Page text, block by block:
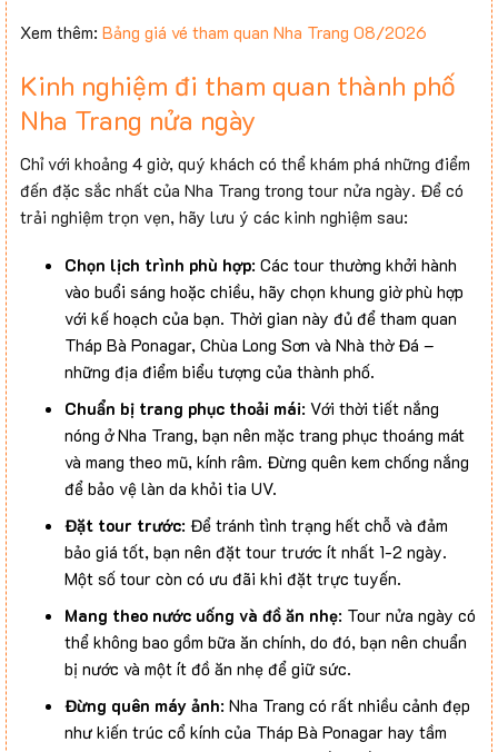
Xem thêm: Bảng giá vé tham quan Nha Trang 08/2026
Kinh nghiệm đi tham quan thành phố
Nha Trang nửa ngày
Chỉ với khoảng 4 giờ, quý khách có thể khám phá những điểm
đến đặc sắc nhất của Nha Trang trong tour nửa ngày. Để có
trải nghiệm trọn vẹn, hãy lưu ý các kinh nghiệm sau:
Chọn lịch trình phù hợp: Các tour thường khởi hành
vào buổi sáng hoặc chiều, hãy chọn khung giờ phù hợp
với kế hoạch của bạn. Thời gian này đủ để tham quan
Tháp Bà Ponagar, Chùa Long Sơn và Nhà thờ Đá –
những địa điểm biểu tượng của thành phố.
Chuẩn bị trang phục thoải mái: Với thời tiết nắng
nóng ở Nha Trang, bạn nên mặc trang phục thoáng mát
và mang theo mũ, kính râm. Đừng quên kem chống nắng
để bảo vệ làn da khỏi tia UV.
Đặt tour trước: Để tránh tình trạng hết chỗ và đảm
bảo giá tốt, bạn nên đặt tour trước ít nhất 1-2 ngày.
Một số tour còn có ưu đãi khi đặt trực tuyến.
Mang theo nước uống và đồ ăn nhẹ: Tour nửa ngày có
thể không bao gồm bữa ăn chính, do đó, bạn nên chuẩn
bị nước và một ít đồ ăn nhẹ để giữ sức.
Đừng quên máy ảnh: Nha Trang có rất nhiều cảnh đẹp
như kiến trúc cổ kính của Tháp Bà Ponagar hay tầm